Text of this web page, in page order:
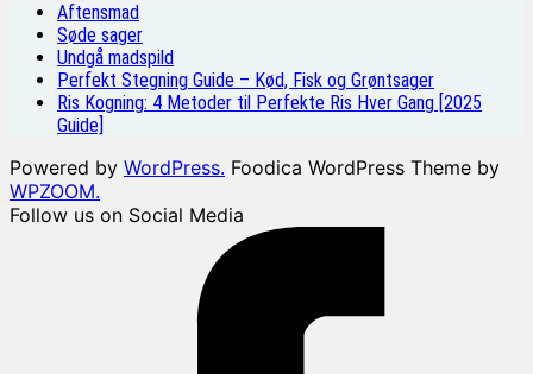
Aftensmad
Søde sager
Undgå madspild
Perfekt Stegning Guide – Kød, Fisk og Grøntsager
Ris Kogning: 4 Metoder til Perfekte Ris Hver Gang [2025
Guide]
Powered by WordPress. Foodica WordPress Theme by
WPZOOM.
Follow us on Social Media